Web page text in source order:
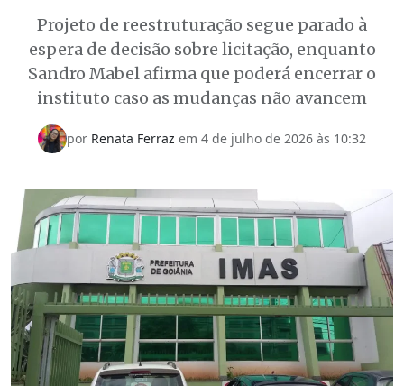
Projeto de reestruturação segue parado à
espera de decisão sobre licitação, enquanto
Sandro Mabel afirma que poderá encerrar o
instituto caso as mudanças não avancem
por Renata Ferraz em 4 de julho de 2026 às 10:32